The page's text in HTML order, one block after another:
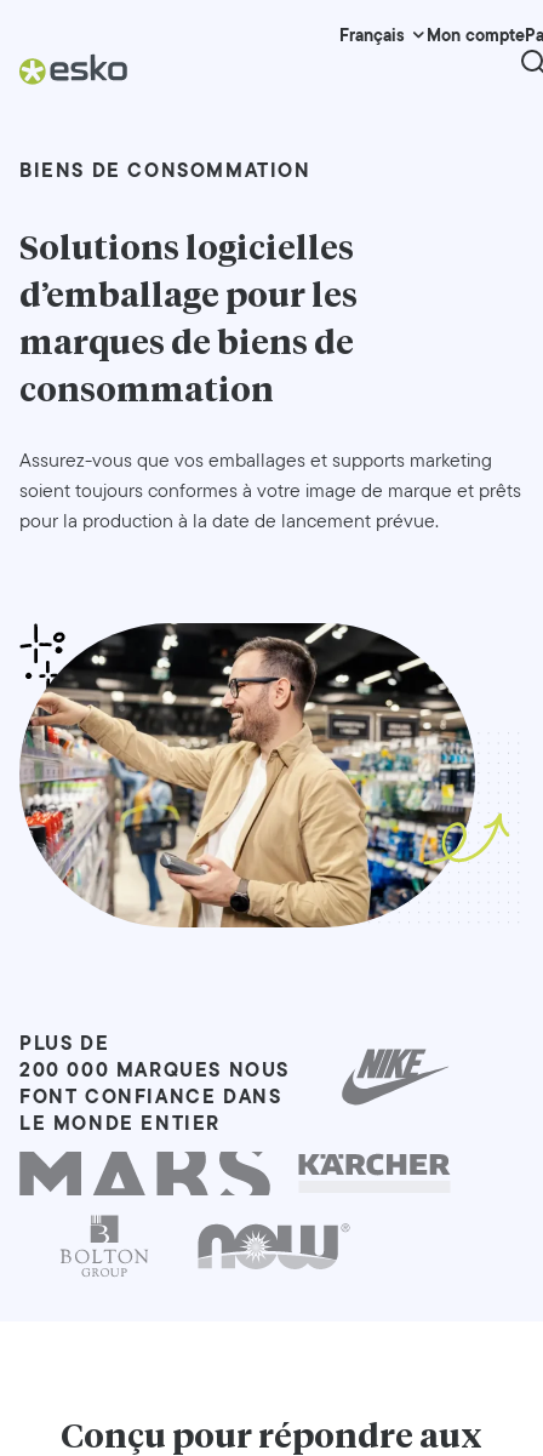
Français Mon compte
BIENS DE CONSOMMATION
Solutions logicielles
d’emballage pour les
marques de biens de
consommation
Assurez-vous que vos emballages et supports marketing
soient toujours conformes à votre image de marque et prêts
pour la production à la date de lancement prévue.
PLUS DE
200 000 MARQUES NOUS
FONT CONFIANCE DANS
LE MONDE ENTIER
Conçu pour répondre aux